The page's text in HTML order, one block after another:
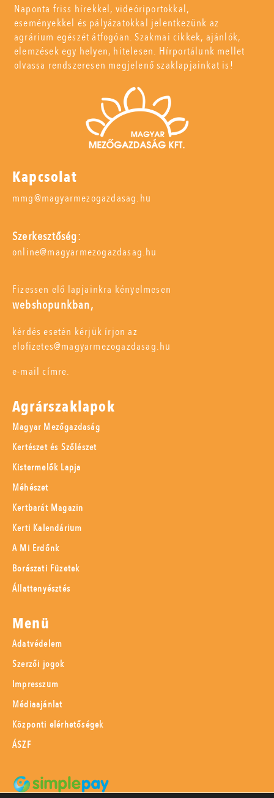
Naponta friss hírekkel, videóriportokkal,
eseményekkel és pályázatokkal jelentkezünk az
agrárium egészét átfogóan. Szakmai cikkek, ajánlók,
elemzések egy helyen, hitelesen. Hírportálunk mellet
olvassa rendszeresen megjelenő szaklapjainkat is!
Kapcsolat
mmg@magyarmezogazdasag.hu
Szerkesztőség:
online@magyarmezogazdasag.hu
Fizessen elő lapjainkra kényelmesen
webshopunkban,
kérdés esetén kérjük írjon az
elofizetes@magyarmezogazdasag.hu
e-mail címre.
Agrárszaklapok
Magyar Mezőgazdaság
Kertészet és Szőlészet
Kistermelők Lapja
Méhészet
Kertbarát Magazin
Kerti Kalendárium
A Mi Erdőnk
Borászati Füzetek
Állattenyésztés
Menü
Adatvédelem
Szerzői jogok
Impresszum
Médiaajánlat
Központi elérhetőségek
ÁSZF